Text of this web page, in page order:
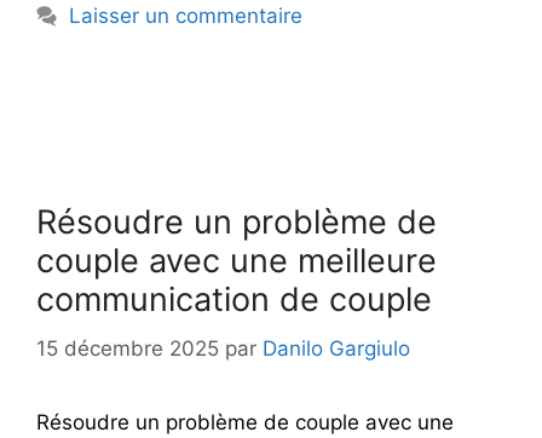
Laisser un commentaire
Résoudre un problème de
couple avec une meilleure
communication de couple
15 décembre 2025 par Danilo Gargiulo
Résoudre un problème de couple avec une